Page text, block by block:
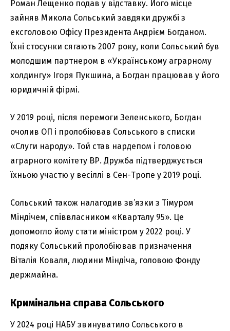
Роман Лещенко подав у відставку. Його місце
зайняв Микола Сольський завдяки дружбі з
ексголовою Офісу Президента Андрієм Богданом.
Їхні стосунки сягають 2007 року, коли Сольський був
молодшим партнером в «Українському аграрному
холдингу» Ігоря Пукшина, а Богдан працював у його
юридичній фірмі.
У 2019 році, після перемоги Зеленського, Богдан
очолив ОП і пролобіював Сольського в списки
«Слуги народу». Той став нардепом і головою
аграрного комітету ВР. Дружба підтверджується
їхньою участю у весіллі в Сен-Тропе у 2019 році.
Сольський також налагодив зв’язки з Тімуром
Міндічем, співвласником «Кварталу 95». Це
допомогло йому стати міністром у 2022 році. У
подяку Сольський пролобіював призначення
Віталія Коваля, людини Міндіча, головою Фонду
держмайна.
Кримінальна справа Сольського
У 2024 році НАБУ звинуватило Сольського в